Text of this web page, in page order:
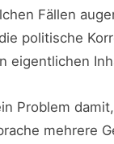
Fällen
politische
eigentlichen
Problem
mehrere